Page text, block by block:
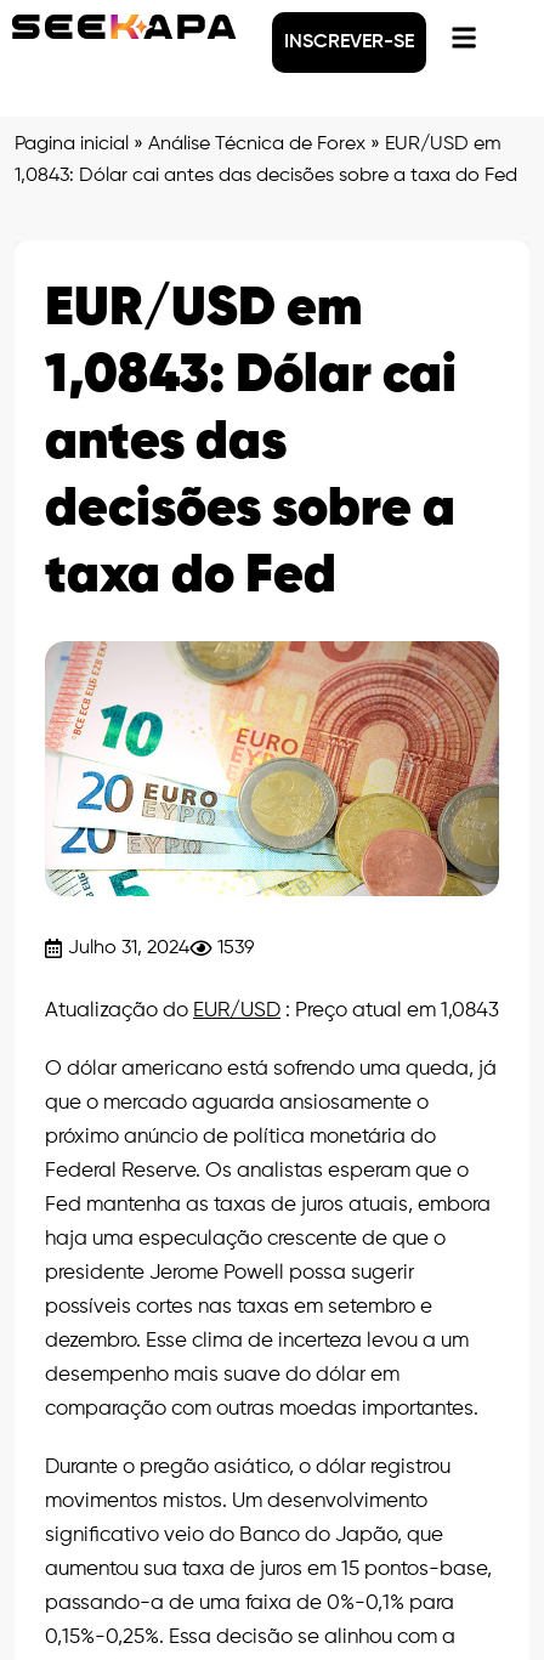
INSCREVER-SE
Pagina inicial » Análise Técnica de Forex » EUR/USD em
1,0843: Dólar cai antes das decisões sobre a taxa do Fed
EUR/USD em
1,0843: Dólar cai
antes das
decisões sobre a
taxa do Fed
Julho 31, 2024 1539
Atualização do EUR/USD : Preço atual em 1,0843
O dólar americano está sofrendo uma queda, já
que o mercado aguarda ansiosamente o
próximo anúncio de política monetária do
Federal Reserve. Os analistas esperam que o
Fed mantenha as taxas de juros atuais, embora
haja uma especulação crescente de que o
presidente Jerome Powell possa sugerir
possíveis cortes nas taxas em setembro e
dezembro. Esse clima de incerteza levou a um
desempenho mais suave do dólar em
comparação com outras moedas importantes.
Durante o pregão asiático, o dólar registrou
movimentos mistos. Um desenvolvimento
significativo veio do Banco do Japão, que
aumentou sua taxa de juros em 15 pontos-base,
passando-a de uma faixa de 0%-0,1% para
0,15%-0,25%. Essa decisão se alinhou com a